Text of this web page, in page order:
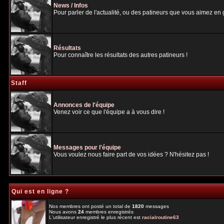
News / Infos
Pour parler de l'actualité, ou des patineurs que vous aimez
Résultats
Pour connaître les résultats des autres patineurs !
Staff
Annonces de l'équipe
Venez voir ce que l'équipe a à vous dire !
Messages pour l'équipe
Vous voulez nous faire part de vos idées ? N'hésitez pas !
Qui est en ligne ?
Nos membres ont posté un total de1820messages
Nous avons24membres enregistrés
L'utilisateur enregistré le plus récent estracialroutine63